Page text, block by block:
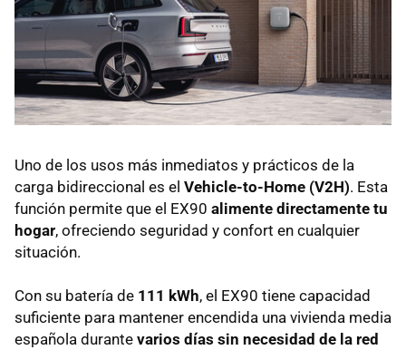
Uno de los usos más inmediatos y prácticos de la
carga bidireccional es el Vehicle-to-Home (V2H). Esta
función permite que el EX90 alimente directamente tu
hogar, ofreciendo seguridad y confort en cualquier
situación.
Con su batería de 111 kWh, el EX90 tiene capacidad
suficiente para mantener encendida una vivienda media
española durante varios días sin necesidad de la red